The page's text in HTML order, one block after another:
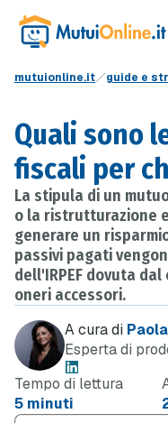
mutuionline.it guide e
Quali sono
fiscali per
La stipula di un
o la ristrutturazione
generare un
passivi pagati
dell'IRPEF dovuta
oneri accessori.
A cura di
Esperta di
e telefonia
Tempo di lettura
5 minuti